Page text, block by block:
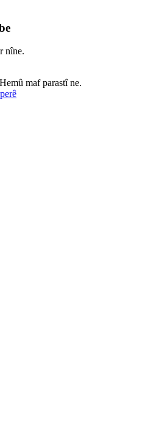
nîne.
maf parastî ne.